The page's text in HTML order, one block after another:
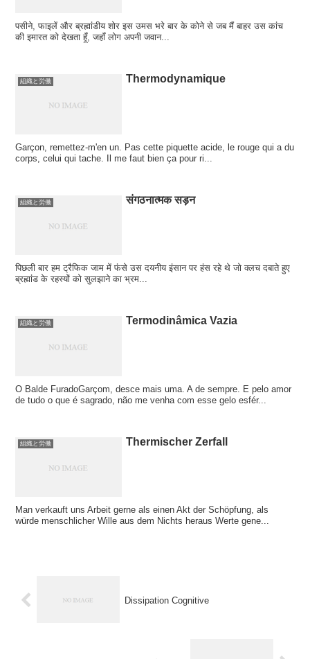
पसीने, फाइलें और ब्रह्मांडीय शोर इस उमस भरे बार के कोने से जब मैं बाहर उस कांच
की इमारत को देखता हूँ, जहाँ लोग अपनी जवान...
組織と労働 Thermodynamique
Garçon, remettez-m'en un. Pas cette piquette acide, le rouge qui a du
corps, celui qui tache. Il me faut bien ça pour ri...
組織と労働 संगठनात्मक सड़न
पिछली बार हम ट्रैफिक जाम में फंसे उस दयनीय इंसान पर हंस रहे थे जो क्लच दबाते हुए
ब्रह्मांड के रहस्यों को सुलझाने का भ्रम...
組織と労働 Termodinâmica Vazia
O Balde FuradoGarçom, desce mais uma. A de sempre. E pelo amor
de tudo o que é sagrado, não me venha com esse gelo esfér...
組織と労働 Thermischer Zerfall
Man verkauft uns Arbeit gerne als einen Akt der Schöpfung, als
würde menschlicher Wille aus dem Nichts heraus Werte gene...
Dissipation Cognitive